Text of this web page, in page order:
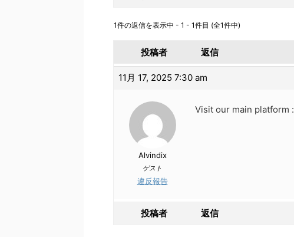
1件の返信を表示中 - 1 - 1件目 (全1件中)
投稿者 返信
11月 17, 2025 7:30 am
Alvindix
ゲスト
違反報告
Visit our main platform :
投稿者 返信